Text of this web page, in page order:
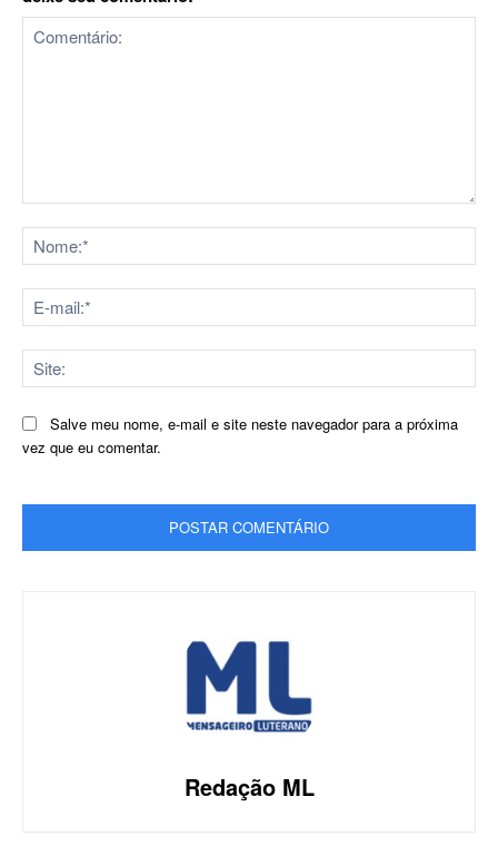
Salve meu nome, e-mail e site neste navegador para a próxima
vez que eu comentar.
Redação ML